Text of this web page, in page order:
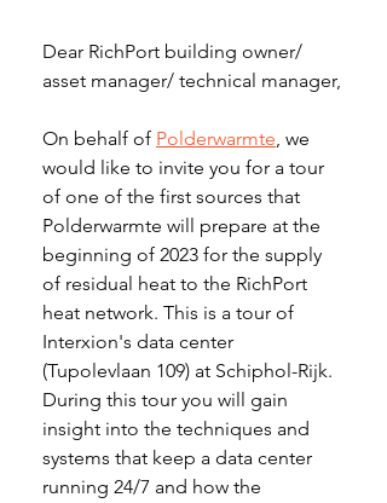
Dear RichPort building owner/
asset manager/ technical manager,
On behalf of Polderwarmte, we
would like to invite you for a tour
of one of the first sources that
Polderwarmte will prepare at the
beginning of 2023 for the supply
of residual heat to the RichPort
heat network. This is a tour of
Interxion's data center
(Tupolevlaan 109) at Schiphol-Rijk.
During this tour you will gain
insight into the techniques and
systems that keep a data center
running 24/7 and how the